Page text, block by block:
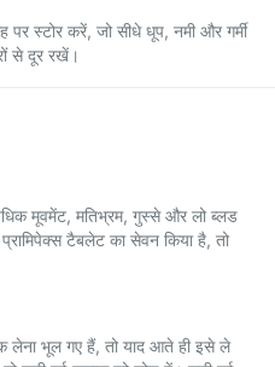
स्टोर करें, जो सीधे धूप, नमी और गर्मी
से दूर रखें।
मूवमेंट, मतिभ्रम, गुस्से और लो ब्लड
टैबलेट का सेवन किया है, तो
लेना भूल गए हैं, तो याद आते ही इसे ले